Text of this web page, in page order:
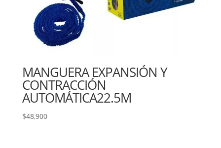
MANGUERA EXPANSIÓN Y
CONTRACCIÓN
AUTOMÁTICA22.5M
$48,900